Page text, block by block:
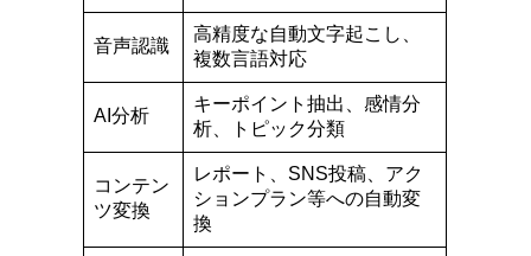
音声認識
高精度な自動文字起こし、
複数言語対応
AI分析
キーポイント抽出、感情分
析、トピック分類
コンテン
ツ変換
レポート、SNS投稿、アク
ションプラン等への自動変
換